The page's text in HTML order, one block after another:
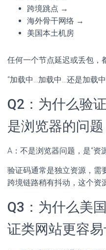
跨境跳点 →
海外骨干网络 →
美国本土机房
任何一个节点延迟或丢包，
“加载中…加载中…还是加载中
Q2：为什么验
是浏览器的问题
A：不是浏览器问题，是“资
验证码通常是独立资源，需
跨境链路稍有抖动，这个资
Q3：为什么美
证类网站更容易